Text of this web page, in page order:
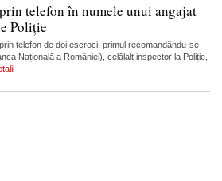
telefon în numele unui angajat
Poliție
telefon de doi escroci, primul recomandându-se
Națională a României), celălalt inspector la Poliție,